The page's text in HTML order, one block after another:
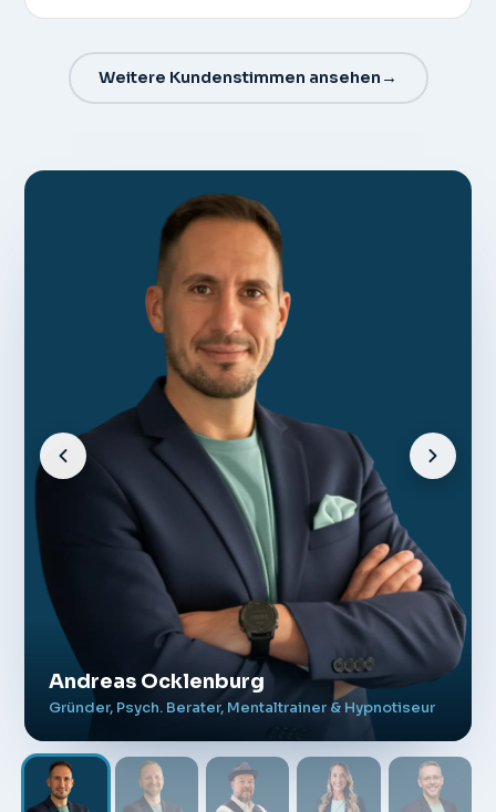
Weitere Kundenstimmen ansehen →
Andreas Ocklenburg
Gründer, Psych. Berater, Mentaltrainer & Hypnotiseur